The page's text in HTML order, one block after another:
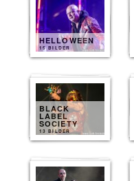
HELLOWEEN
15 BILDER
BLACK
LABEL
SOCIETY
13 BILDER